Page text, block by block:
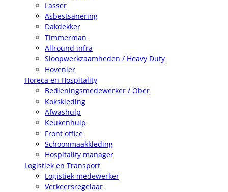
Lasser
Asbestsanering
Dakdekker
Timmerman
Allround infra
Sloopwerkzaamheden / Heavy Duty
Hovenier
Horeca en Hospitality
Bedieningsmedewerker / Ober
Kokskleding
Afwashulp
Keukenhulp
Front office
Schoonmaakkleding
Hospitality manager
Logistiek en Transport
Logistiek medewerker
Verkeersregelaar